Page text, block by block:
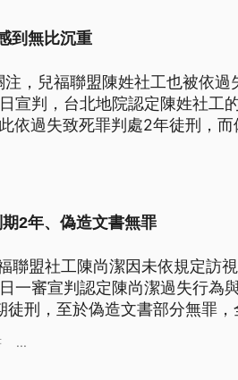
到無比沉重
，兒福聯盟陳姓社工也被依過
宣判，台北地院認定陳姓社工
依過失致死罪判處2年徒刑，而
承擔全責。
2年、偽造文書無罪
聯盟社工陳尚潔因未依規定訪
一審宣判認定陳尚潔過失行為
刑，至於偽造文書部分無罪，
...